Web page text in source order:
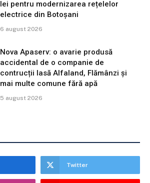
lei pentru modernizarea rețelelor
electrice din Botoșani
6 august 2026
Nova Apaserv: o avarie produsă
accidental de o companie de
contrucții lasă Alfaland, Flămânzi și
mai multe comune fără apă
5 august 2026
Twitter